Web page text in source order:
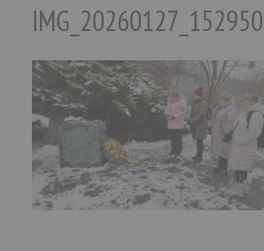
IMG_20260127_152950